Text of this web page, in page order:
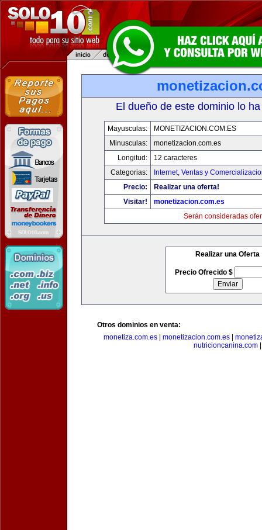
El dueño de este dominio lo
Mayusculas:
MONETIZACION.COM.ES
Minusculas:
monetizacion.com.es
Longitud:
12 caracteres
Categorias:
Internet, Ventas y
Precio:
Realizar una oferta!
Visitar!
monetizacion.com.es
Serán consideradas
Realizar una Oferta
Precio Ofrecido $
Otros dominios en venta:
monetiza.com.es| monetizacion.com.es|
nutricioncanina.com